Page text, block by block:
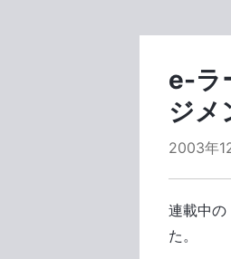
e-ラ
ジメ
2003年
連載中の
た。